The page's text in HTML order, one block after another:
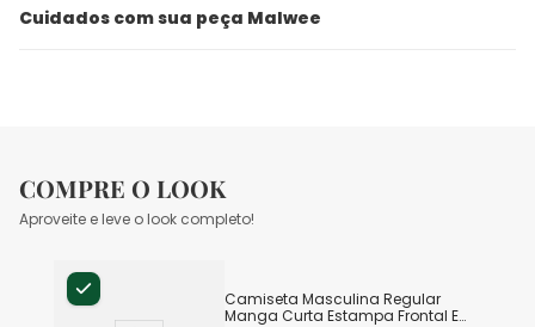
Cuidados com sua peça Malwee
COMPRE O LOOK
Aproveite e leve o look completo!
Camiseta Masculina Regular
Manga Curta Estampa Frontal Em